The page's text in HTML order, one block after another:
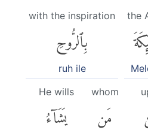
the
with the inspiration
بِٱلرُّوحِ
ruh ile
whom
مَن
He wills
يَشَآءُ